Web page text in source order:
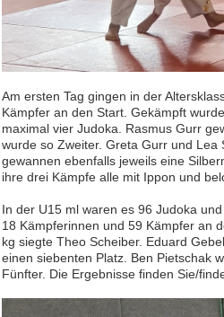
Am ersten Tag gingen in der
Kämpfer an den Start. Gekämpft
maximal vier Judoka. Rasmus Gurr
wurde so Zweiter. Greta Gurr und
gewannen ebenfalls jeweils eine
ihre drei Kämpfe alle mit Ippon und
In der U15 ml waren es 96 Judoka
18 Kämpferinnen und 59 Kämpfer an
kg siegte Theo Scheiber. Eduard
einen siebenten Platz. Ben Pietschak
Fünfter. Die Ergebnisse finden Sie/